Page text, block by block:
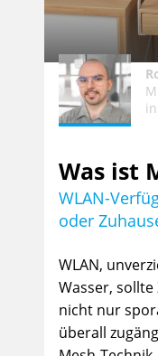
in
Was ist
WLAN-
oder
WLAN,
Wasser,
nicht nur
überall